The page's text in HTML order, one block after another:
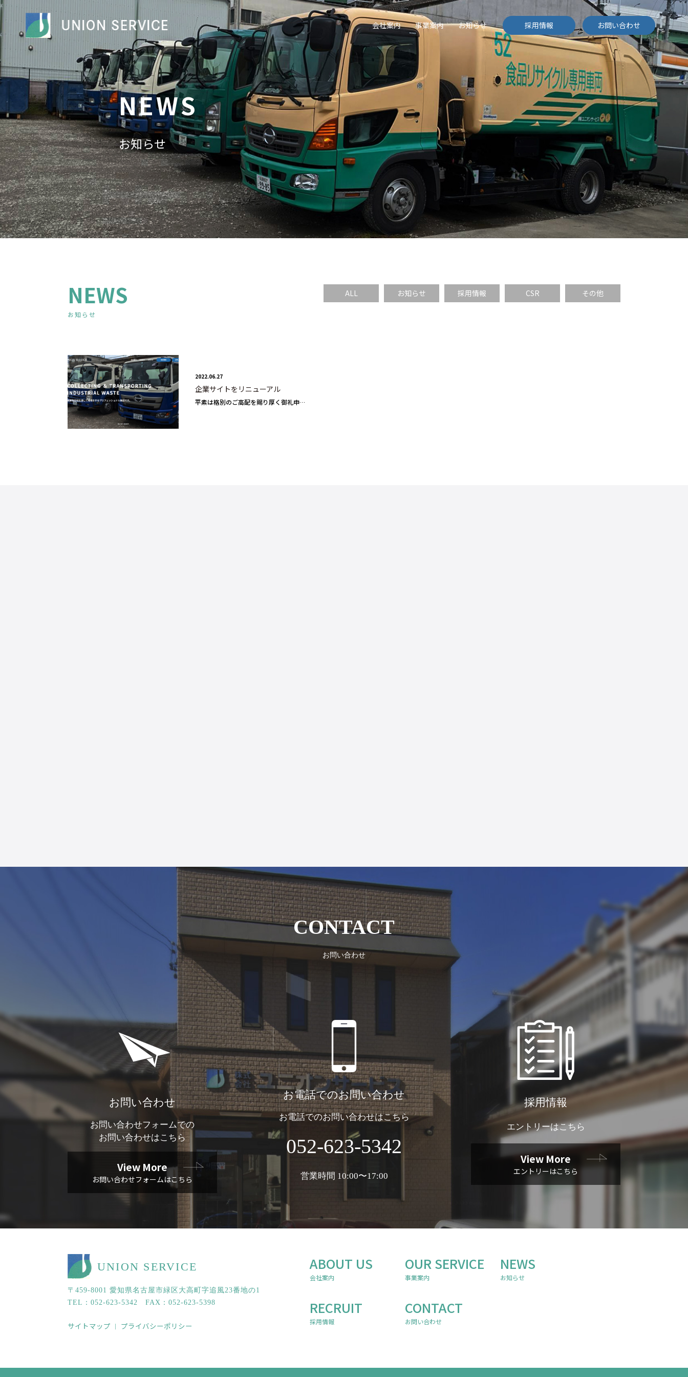
会社案内 事業案内 お知らせ 採用情報 お問い合わせ
NEWS
お知らせ
NEWS
お知らせ
ALL お知らせ 採用情報 CSR その他
2022.06.27
企業サイトをリニューアル
平素は格別のご高配を賜り厚く御礼申…
CONTACT
お問い合わせ
お問い合わせ
お問い合わせフォームでの
お問い合わせはこちら
View More
お問い合わせフォームはこちら
お電話でのお問い合わせ
お電話でのお問い合わせはこちら
052-623-5342
営業時間 10:00〜17:00
採用情報
エントリーはこちら
View More
エントリーはこちら
UNION SERVICE
〒459-8001 愛知県名古屋市緑区大高町字追風23番地の1
TEL：052-623-5342 FAX：052-623-5398
サイトマップ ｜ プライバシーポリシー
ABOUT US
会社案内
OUR SERVICE
事業案内
NEWS
お知らせ
RECRUIT
採用情報
CONTACT
お問い合わせ